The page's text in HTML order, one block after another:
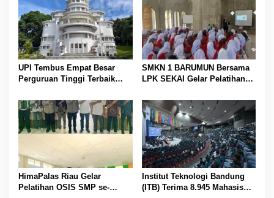
UPI Tembus Empat Besar
Perguruan Tinggi Terbaik
Juli 2026
SMKN 1 BARUMUN Bersama
LPK SEKAI Gelar Pelatihan
sambil Kuliah”
HimaPalas Riau Gelar
Pelatihan OSIS SMP se-
Institut Teknologi Bandung
(ITB) Terima 8.945 Mahasiswa